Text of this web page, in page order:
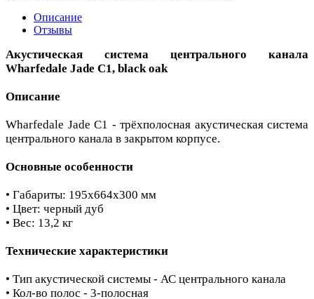
Описание
Отзывы
Акустическая система центрального канала
Wharfedale Jade C1, black oak
Описание
Wharfedale Jade C1 - трёхполосная акустическая система
центрального канала в закрытом корпусе.
Основные особенности
• Габариты: 195x664x300 мм
• Цвет: черный дуб
• Вес: 13,2 кг
Технические характеристики
• Тип акустической системы - АС центрального канала
• Кол-во полос - 3-полосная